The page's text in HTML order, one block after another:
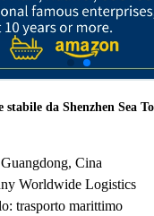
stabile da Shenzhen Sea
Cina
Worldwide Logistics
trasporto marittimo